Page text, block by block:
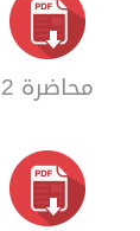
محاضرة 2